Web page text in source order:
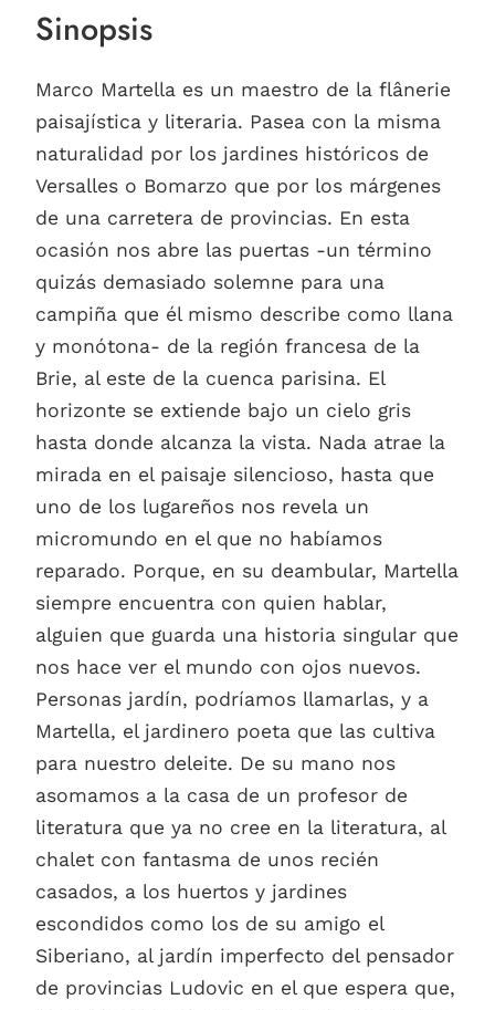
Sinopsis
Marco Martella es un maestro de la flânerie
paisajística y literaria. Pasea con la misma
naturalidad por los jardines históricos de
Versalles o Bomarzo que por los márgenes
de una carretera de provincias. En esta
ocasión nos abre las puertas -un término
quizás demasiado solemne para una
campiña que él mismo describe como llana
y monótona- de la región francesa de la
Brie, al este de la cuenca parisina. El
horizonte se extiende bajo un cielo gris
hasta donde alcanza la vista. Nada atrae la
mirada en el paisaje silencioso, hasta que
uno de los lugareños nos revela un
micromundo en el que no habíamos
reparado. Porque, en su deambular, Martella
siempre encuentra con quien hablar,
alguien que guarda una historia singular que
nos hace ver el mundo con ojos nuevos.
Personas jardín, podríamos llamarlas, y a
Martella, el jardinero poeta que las cultiva
para nuestro deleite. De su mano nos
asomamos a la casa de un profesor de
literatura que ya no cree en la literatura, al
chalet con fantasma de unos recién
casados, a los huertos y jardines
escondidos como los de su amigo el
Siberiano, al jardín imperfecto del pensador
de provincias Ludovic en el que espera que,